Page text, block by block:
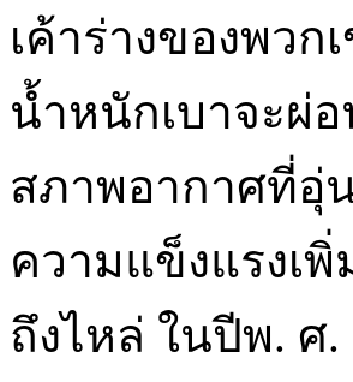
เค้าร่างของพว
น้ำหนักเบาจะผ่
สภาพอากาศที่อุ่
ความแข็งแรงเ
ถึงไหล่ ในปีพ. ศ